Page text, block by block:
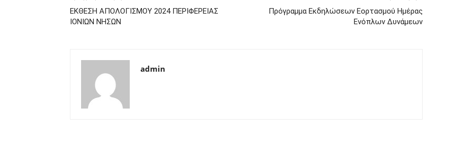
ΕΚΘΕΣΗ ΑΠΟΛΟΓΙΣΜΟΥ 2024 ΠΕΡΙΦΕΡΕΙΑΣ
ΙΟΝΙΩΝ ΝΗΣΩΝ
Πρόγραμμα Εκδηλώσεων Εορτασμού Ημέρας
Ενόπλων Δυνάμεων
admin